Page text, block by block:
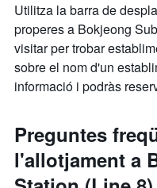
Utilitza la barra de
properes a Bokjeong
visitar per trobar
sobre el nom d'un
informació i podràs
Preguntes
l'allotjament a